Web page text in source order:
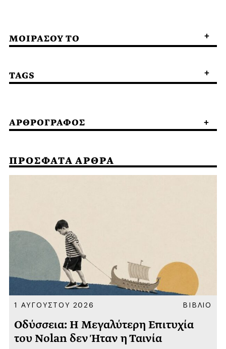
ΜΟΙΡΑΣΟΥ ΤΟ
TAGS
ΑΡΘΡΟΓΡΑΦΟΣ
ΠΡΟΣΦΑΤΑ ΑΡΘΡΑ
1 ΑΥΓΟΥΣΤΟΥ 2026 ΒΙΒΛΙΟ
Οδύσσεια: Η Μεγαλύτερη Επιτυχία
του Nolan δεν Ήταν η Ταινία